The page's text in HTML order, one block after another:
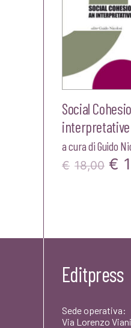
Social
a cura diGuido
€ 18,00 Il
€
Editpress
Sede operativa:
Via Lorenzo